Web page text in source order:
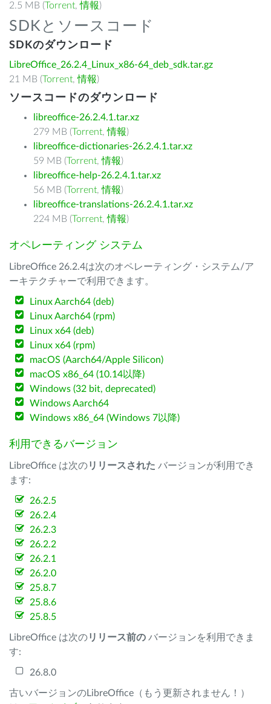
2.5 MB (Torrent,情報)
SDKとソースコード
SDKのダウンロード
LibreOffice_26.2.4_Linux_x86-64_deb_sdk.tar.gz
21 MB (Torrent,情報)
ソースコードのダウンロード
libreoffice-26.2.4.1.tar.xz
279 MB (Torrent,情報)
libreoffice-dictionaries-26.2.4.1.tar.xz
59 MB (Torrent,情報)
libreoffice-help-26.2.4.1.tar.xz
56 MB (Torrent,情報)
libreoffice-translations-26.2.4.1.tar.xz
224 MB (Torrent,情報)
オペレーティング システム
LibreOffice 26.2.4は次のオペレーティング・システム/ア
ーキテクチャーで利用できます。
Linux Aarch64 (deb)
Linux Aarch64 (rpm)
Linux x64 (deb)
Linux x64 (rpm)
macOS (Aarch64/Apple Silicon)
macOS x86_64 (10.14以降)
Windows (32 bit, deprecated)
Windows Aarch64
Windows x86_64 (Windows 7以降)
利用できるバージョン
LibreOffice は次のリリースされた バージョンが利用でき
ます:
26.2.5
26.2.4
26.2.3
26.2.2
26.2.1
26.2.0
25.8.7
25.8.6
25.8.5
LibreOffice は次のリリース前の バージョンを利用できま
す:
26.8.0
古いバージョンのLibreOffice（もう更新されません！）